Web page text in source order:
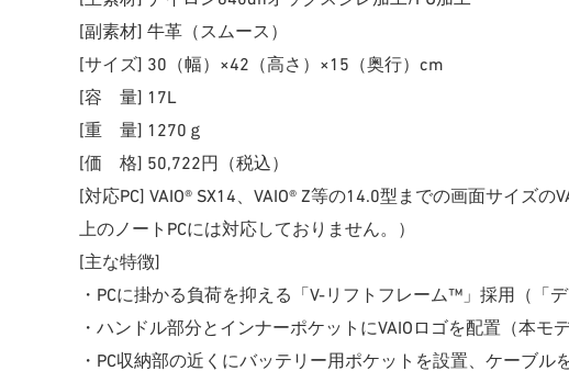
[副素材] 牛革（スムース）
[サイズ] 30（幅）×42（高さ）×15（奥行）cm
[容 量] 17L
[重 量] 1270ｇ
[価 格] 50,722円（税込）
[対応PC] VAIO® SX14、VAIO® Z等の14.0型までの画面サイズの
上のノートPCには対応しておりません。）
[主な特徴]
・PCに掛かる負荷を抑える「V-リフトフレーム™」採用（「
・ハンドル部分とインナーポケットにVAIOロゴを配置（本モデ
・PC収納部の近くにバッテリー用ポケットを設置、ケーブ